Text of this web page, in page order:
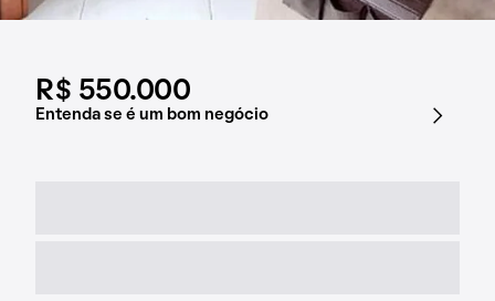
R$ 550.000
Entenda se é um bom negócio